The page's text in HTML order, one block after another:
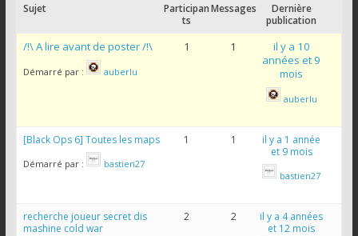
of
Sujet
Participan
ts
Messages
Dernière
publication
/!\ A lire avant de poster /!\
Démarré par : auberlu
1 1
il y a 10
années et 9
mois
auberlu
[Black Ops 6] Toutes les maps
Démarré par : bastien27
1 1
il y a 1 année
et 9 mois
bastien27
recherche joueur secret dis
mashine cold war
2 2
il y a 4 années
et 12 mois